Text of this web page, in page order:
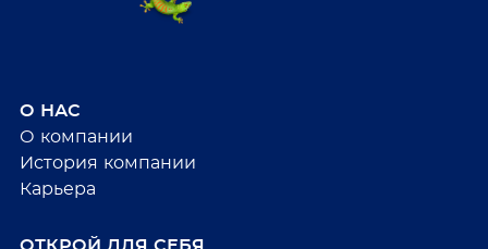
О НАС
О компании
История компании
Карьера